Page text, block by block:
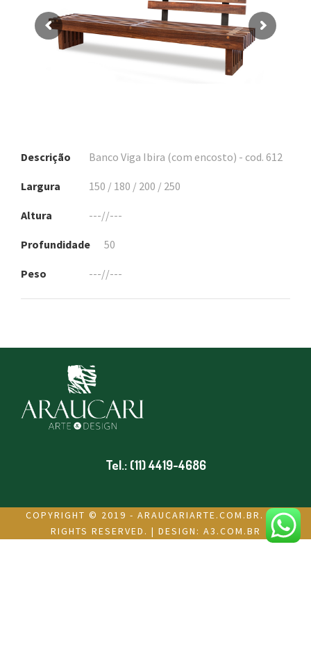
Descrição Banco Viga Ibira (com encosto) - cod. 612
Largura 150 / 180 / 200 / 250
Altura ---//---
Profundidade 50
Peso ---//---
Tel.: (11) 4419-4686
COPYRIGHT © 2019 - ARAUCARIARTE.COM.BR. ALL
RIGHTS RESERVED. | DESIGN: A3.COM.BR